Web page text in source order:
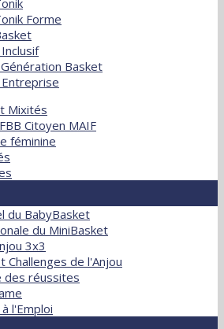
Forme
Basket
Mixités
Citoyen MAIF
féminine
du BabyBasket
du MiniBasket
3x3
Challenges de l'Anjou
des réussites
l'Emploi